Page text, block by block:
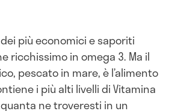
dei più economici e saporiti
ricchissimo in omega 3. Ma il
pescato in mare, è l’alimento
i più alti livelli di Vitamina
ne troveresti in un